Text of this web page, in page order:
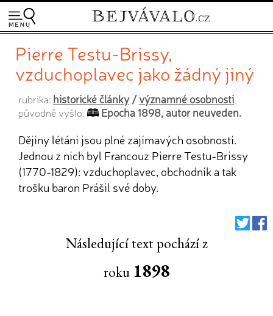
Pierre Testu-Brissy,
vzduchoplavec jako žádný jiný
rubrika: historické články/významné osobnosti
původně vyšlo:
Epocha 1898, autor neuveden.
Dějiny létání jsou plné zajímavých osobností.
Jednou z nich byl Francouz Pierre Testu-Brissy
(1770-1829): vzduchoplavec, obchodník a tak
trošku baron Prášil své doby.
Následující text pochází z
roku 1898